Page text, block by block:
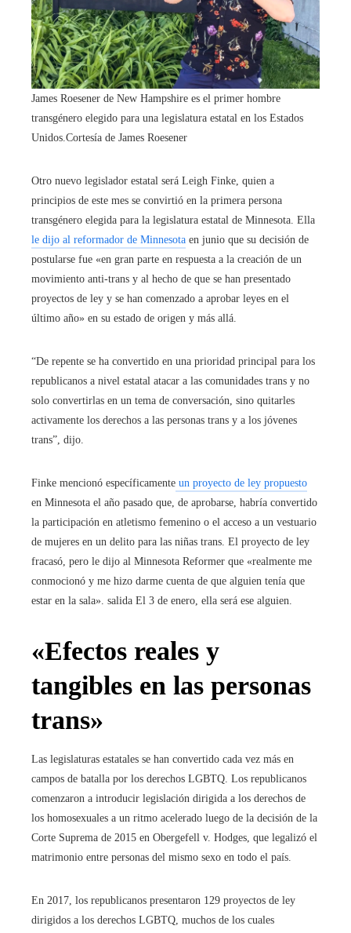
James Roesener de New Hampshire es el primer hombre
transgénero elegido para una legislatura estatal en los Estados
Unidos. Cortesía de James Roesener
Otro nuevo legislador estatal será Leigh Finke, quien a
principios de este mes se convirtió en la primera persona
transgénero elegida para la legislatura estatal de Minnesota. Ella
le dijo al reformador de Minnesota en junio que su decisión de
postularse fue «en gran parte en respuesta a la creación de un
movimiento anti-trans y al hecho de que se han presentado
proyectos de ley y se han comenzado a aprobar leyes en el
último año» en su estado de origen y más allá.
“De repente se ha convertido en una prioridad principal para los
republicanos a nivel estatal atacar a las comunidades trans y no
solo convertirlas en un tema de conversación, sino quitarles
activamente los derechos a las personas trans y a los jóvenes
trans”, dijo.
Finke mencionó específicamente un proyecto de ley propuesto
en Minnesota el año pasado que, de aprobarse, habría convertido
la participación en atletismo femenino o el acceso a un vestuario
de mujeres en un delito para las niñas trans. El proyecto de ley
fracasó, pero le dijo al Minnesota Reformer que «realmente me
conmocionó y me hizo darme cuenta de que alguien tenía que
estar en la sala». salida El 3 de enero, ella será ese alguien.
«Efectos reales y
tangibles en las personas
trans»
Las legislaturas estatales se han convertido cada vez más en
campos de batalla por los derechos LGBTQ. Los republicanos
comenzaron a introducir legislación dirigida a los derechos de
los homosexuales a un ritmo acelerado luego de la decisión de la
Corte Suprema de 2015 en Obergefell v. Hodges, que legalizó el
matrimonio entre personas del mismo sexo en todo el país.
En 2017, los republicanos presentaron 129 proyectos de ley
dirigidos a los derechos LGBTQ, muchos de los cuales